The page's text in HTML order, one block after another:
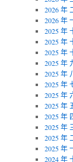
2026 年
2026 年
2025 年
2025 年
2025 年
2025 年
2025 年
2025 年
2025 年
2025 年
2025 年
2025 年
2025 年
2025 年
2024 年